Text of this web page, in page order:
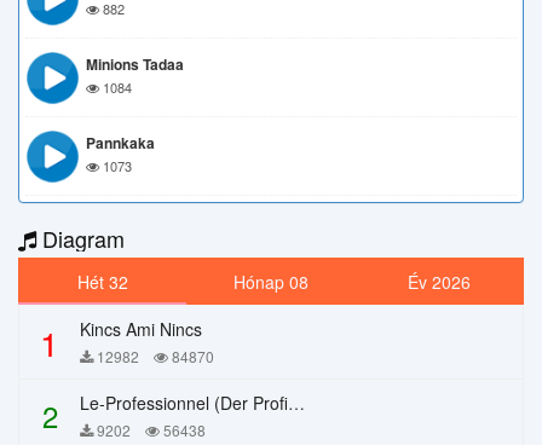
882
Minions Tadaa
1084
Pannkaka
1073
Diagram
Hét 32 Hónap 08 Év 2026
1 Kincs Ami Nincs
12982 84870
2 Le-Professionnel (Der Profi) – Chi Mai
9202 56438